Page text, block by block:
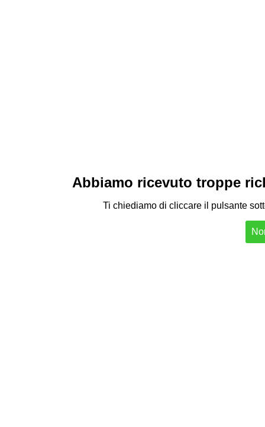
Abbiamo ricevuto troppe
Ti chiediamo di cliccare il pulsante